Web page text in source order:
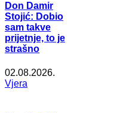
Don Damir
Stojić: Dobio
sam takve
prijetnje, to je
strašno
02.08.2026.
Vjera